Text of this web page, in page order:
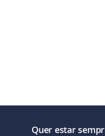
Quer estar